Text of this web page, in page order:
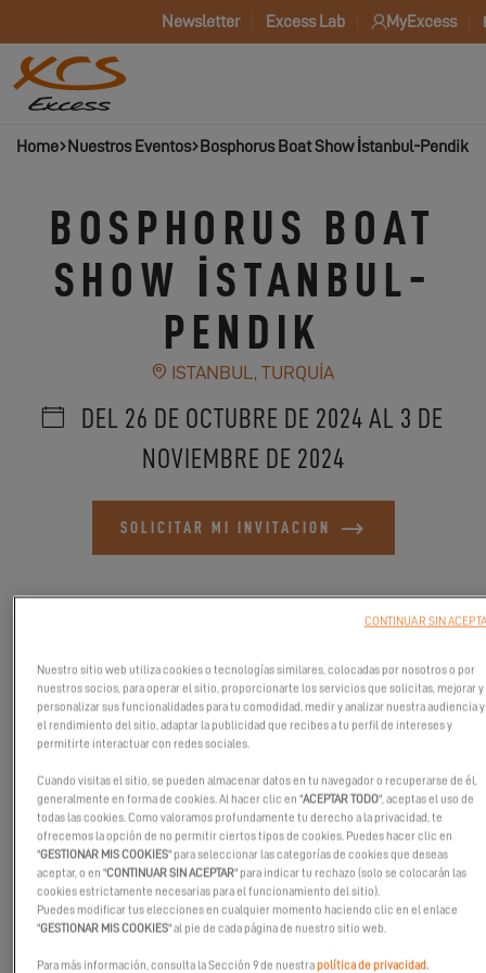
Newsletter Excess Lab MyExcess
Home Nuestros Eventos Bosphorus Boat Show İstanbul-Pendik
BOSPHORUS BOAT
SHOW İSTANBUL-
PENDIK
ISTANBUL, TURQUÍA
DEL 26 DE OCTUBRE DE 2024 AL 3 DE
NOVIEMBRE DE 2024
SOLICITAR MI INVITACION
Conozca a Excess en el Salón Náutico del Bósforo, del 26 de
octubre al 3 de noviembre en Turquía.
Venga a conocer a nuestros expertos y a hablar con otros
entusiastas.
Nuestro sitio web utiliza cookies o tecnologías similares, colocadas por nosotros o por
nuestros socios, para operar el sitio, proporcionarte los servicios que solicitas, mejorar y
personalizar sus funcionalidades para tu comodidad, medir y analizar nuestra audiencia y
el rendimiento del sitio, adaptar la publicidad que recibes a tu perfil de intereses y
permitirte interactuar con redes sociales.
Cuando visitas el sitio, se pueden almacenar datos en tu navegador o recuperarse de él,
generalmente en forma de cookies. Al hacer clic en "ACEPTAR TODO", aceptas el uso de
todas las cookies. Como valoramos profundamente tu derecho a la privacidad, te
ofrecemos la opción de no permitir ciertos tipos de cookies. Puedes hacer clic en
"GESTIONAR MIS COOKIES" para seleccionar las categorías de cookies que deseas
aceptar, o en "CONTINUAR SIN ACEPTAR" para indicar tu rechazo (solo se colocarán las
cookies estrictamente necesarias para el funcionamiento del sitio).
Puedes modificar tus elecciones en cualquier momento haciendo clic en el enlace
"GESTIONAR MIS COOKIES" al pie de cada página de nuestro sitio web.
Para más información, consulta la Sección 9 de nuestrapolítica de privacidad.
CONTINUAR SIN